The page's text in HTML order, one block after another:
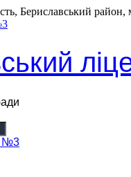
Бериславський